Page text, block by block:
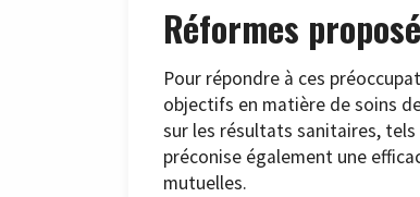
Réformes
Pour répondre à ces
objectifs en matière de soins
sur les résultats sanitaires, tels
préconise également une
mutuelles.